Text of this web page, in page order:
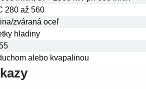
280 až 560
zváraná oceľ
hladiny
alebo kvapalinou